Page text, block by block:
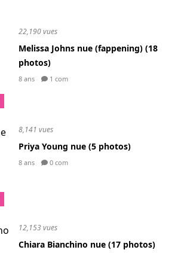
22,190 vues
Melissa Johns nue (fappening) (18
photos)
8 ans 1 com
8,141 vues
Priya Young nue (5 photos)
8 ans 0 com
12,153 vues
Chiara Bianchino nue (17 photos)